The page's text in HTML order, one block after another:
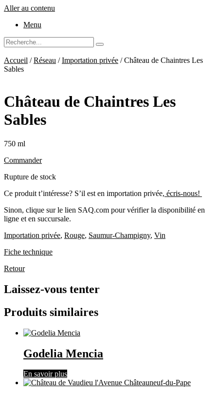
Aller au contenu
Menu
Accueil /Réseau /Importation privée / Château de Chaintres Les
Sables
Château de Chaintres Les
Sables
750 ml
Commander
Rupture de stock
Ce produit t’intéresse? S’il est en importation privée, écris-nous!
Sinon, clique sur le lien SAQ.com pour vérifier la disponibilité en
ligne et en succursale.
Importation privée, Rouge, Saumur-Champigny, Vin
Fiche technique
Retour
Laissez-vous tenter
Produits similaires
Godelia Mencia
En savoir plus